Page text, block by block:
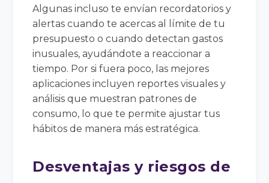
Algunas incluso te envían recordatorios y
alertas cuando te acercas al límite de tu
presupuesto o cuando detectan gastos
inusuales, ayudándote a reaccionar a
tiempo. Por si fuera poco, las mejores
aplicaciones incluyen reportes visuales y
análisis que muestran patrones de
consumo, lo que te permite ajustar tus
hábitos de manera más estratégica.
Desventajas y riesgos de